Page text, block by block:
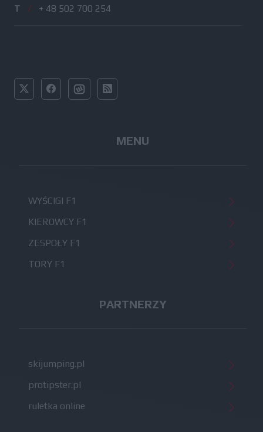
T / + 48 502 700 254
MENU
WYŚCIGI F1
KIEROWCY F1
ZESPOŁY F1
TORY F1
PARTNERZY
skijumping.pl
protipster.pl
ruletka online